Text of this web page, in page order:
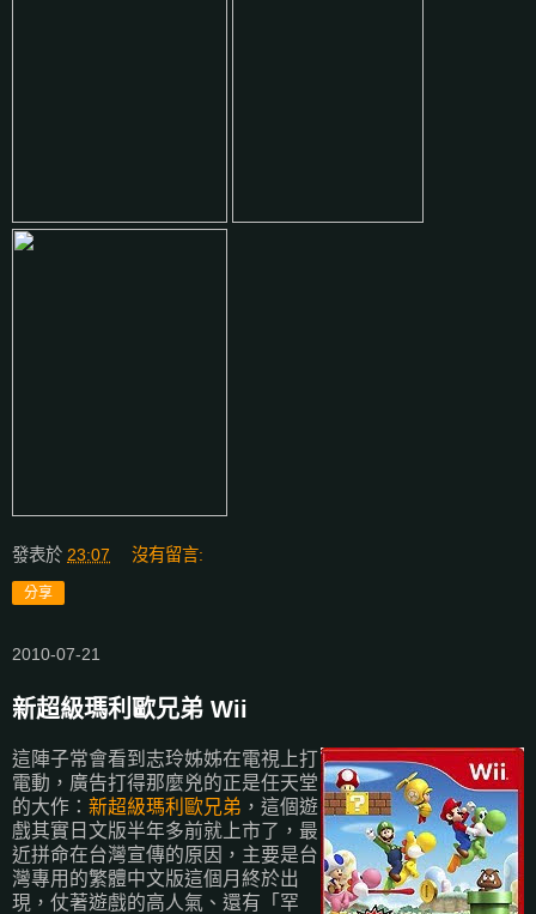
發表於 23:07 沒有留言:
分享
2010-07-21
新超級瑪利歐兄弟 Wii
這陣子常會看到志玲姊姊在電視上打
電動，廣告打得那麼兇的正是任天堂
的大作： 新超級瑪利歐兄弟 ，這個遊
戲其實日文版半年多前就上市了，最
近拼命在台灣宣傳的原因，主要是台
灣專用的繁體中文版這個月終於出
現，仗著遊戲的高人氣、還有「罕